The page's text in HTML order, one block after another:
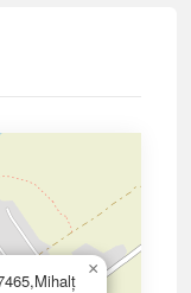
×